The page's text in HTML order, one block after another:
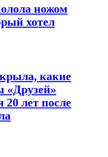
ножом
хотел
какие
«Друзей»
20 лет после